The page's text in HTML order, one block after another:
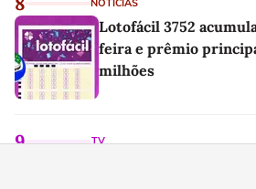
NOTÍCIAS
Lotofácil 3752
feira e prêmio
milhões
9 TV